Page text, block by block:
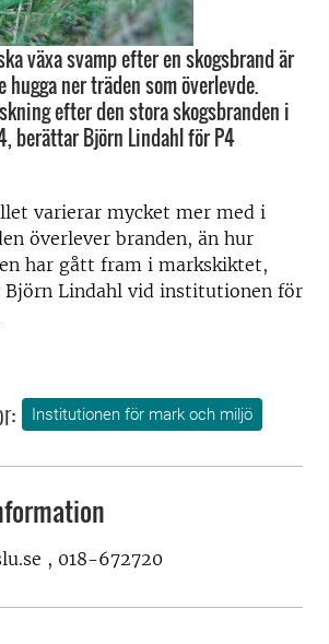
växa svamp efter en skogsbrand är
ner träden som överlevde.
efter den stora skogsbranden i
berättar Björn Lindahl för P4
varierar mycket mer med i
överlever branden, än hur
har gått fram i markskiktet,
Björn Lindahl vid institutionen för
Institutionen för mark och miljö
, 018-672720